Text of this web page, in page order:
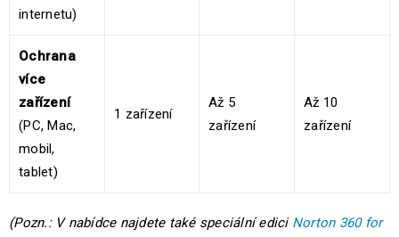
internetu)
Ochrana
více
zařízení
(PC, Mac,
mobil,
tablet)
1 zařízení
Až 5
zařízení
Až 10
zařízení
(Pozn.: V nabídce najdete také speciální edici Norton 360 for